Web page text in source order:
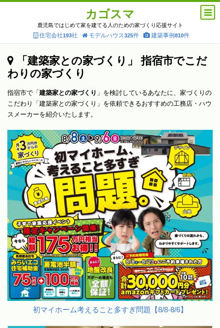
カゴスマ
鹿児島ではじめて家を建てる人のための家づくり応援サイト
住宅会社193社 モデルハウス325件 建築事例810件
「建築家との家づくり」 指宿市でこだ
わりの家づくり
指宿市で「 建築家との家づくり 」を検討しているあなたに、家づくりの
こだわり「建築家との家づくり」を依頼できるおすすめの工務店・ハウ
スメーカーを紹介いたします。
初マイホーム考えること多すぎ問題【8/8-8/6】